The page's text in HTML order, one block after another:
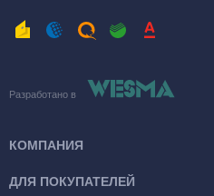
Разработано в
КОМПАНИЯ
ДЛЯ ПОКУПАТЕЛЕЙ